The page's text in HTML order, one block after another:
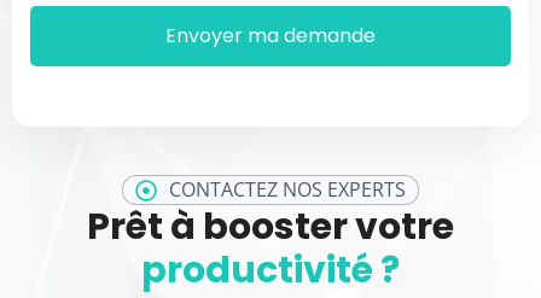
CONTACTEZ NOS EXPERTS
Prêt à booster votre
productivité ?